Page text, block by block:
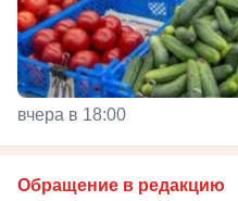
вчера в 18:00
Обращение в редакцию